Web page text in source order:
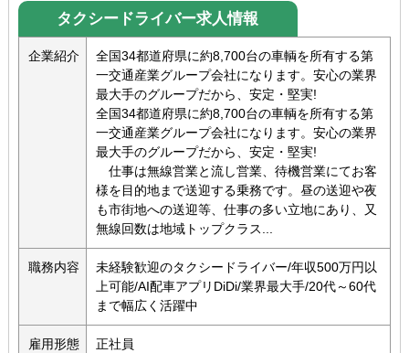
タクシードライバー求人情報
企業紹介
全国34都道府県に約8,700台の車輌を所有する第
一交通産業グループ会社になります。安心の業界
最大手のグループだから、安定・堅実!
全国34都道府県に約8,700台の車輌を所有する第
一交通産業グループ会社になります。安心の業界
最大手のグループだから、安定・堅実!
仕事は無線営業と流し営業、待機営業にてお客
様を目的地まで送迎する乗務です。昼の送迎や夜
も市街地への送迎等、仕事の多い立地にあり、又
無線回数は地域トップクラス...
職務内容
未経験歓迎のタクシードライバー/年収500万円以
上可能/AI配車アプリDiDi/業界最大手/20代～60代
まで幅広く活躍中
雇用形態 正社員